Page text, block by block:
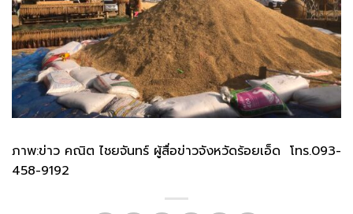
ภาพ:ข่าว คณิต ไชยจันทร์ ผู้สื่อข่าวจังหวัดร้อยเอ็ด โทร.093-
458-9192